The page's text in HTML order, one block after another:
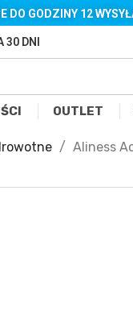
DO GODZINY 12
30 DNI
OUTLET
Aliness